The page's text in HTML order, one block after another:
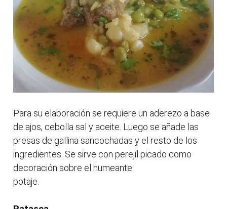
Para su elaboración se requiere un aderezo a base
de ajos, cebolla sal y aceite. Luego se añade las
presas de gallina sancochadas y el resto de los
ingredientes. Se sirve con perejil picado como
decoración sobre el humeante
potaje.